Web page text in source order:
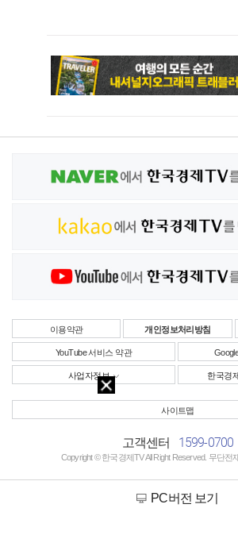
이용약관 개인정보처리방침
YouTube 서비스 약관
사업자정보 한국경
사이트맵
고객센터 1599-0700
Copyright © 한국경제TV All Right Reserved. 무단전
PC버전 보기